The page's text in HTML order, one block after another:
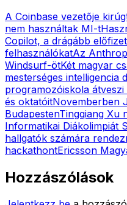
A Coinbase vezetője
nem használtak MI-t
Copilot, a drágább
felhasználókatAz
Windsurf-ötKét magyar
mesterséges intelligencia
programozóiskola
és oktatóitNovemberben
BudapestenTingqiang Xu
Informatikai Diákolimpiát
hallgatók számára
hackathontEricsson
Hozzászólások